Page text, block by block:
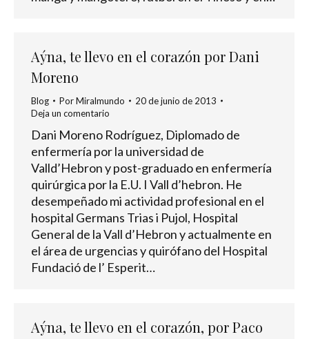
Aýna, te llevo en el corazón por Dani
Moreno
Blog PorMiralmundo
20 de junio de 2013
Deja un comentario
Dani Moreno Rodríguez, Diplomado de
enfermería por la universidad de
Valld’Hebron y post-graduado en enfermería
quirúrgica por la E.U. I Vall d’hebron. He
desempeñado mi actividad profesional en el
hospital Germans Trias i Pujol, Hospital
General de la Vall d’Hebron y actualmente en
el área de urgencias y quirófano del Hospital
Fundació de l’ Esperit…
Aýna, te llevo en el corazón, por Paco